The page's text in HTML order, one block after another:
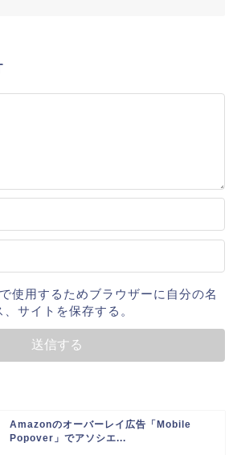
使用するためブラウザーに自分の名
サイトを保存する。
Amazonのオーバーレイ広告「Mobile
Popover」でアソシエ...